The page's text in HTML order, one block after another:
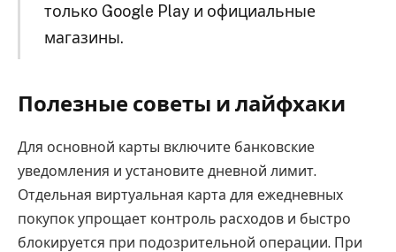
только Google Play и официальные
магазины.
Полезные советы и лайфхаки
Для основной карты включите банковские
уведомления и установите дневной лимит.
Отдельная виртуальная карта для ежедневных
покупок упрощает контроль расходов и быстро
блокируется при подозрительной операции. При